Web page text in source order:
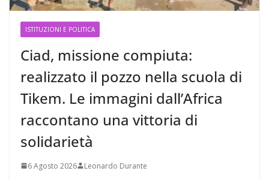
ISTITUZIONI E POLITICA
Ciad, missione compiuta:
realizzato il pozzo nella scuola di
Tikem. Le immagini dall’Africa
raccontano una vittoria di
solidarietà
6 Agosto 2026 Leonardo Durante